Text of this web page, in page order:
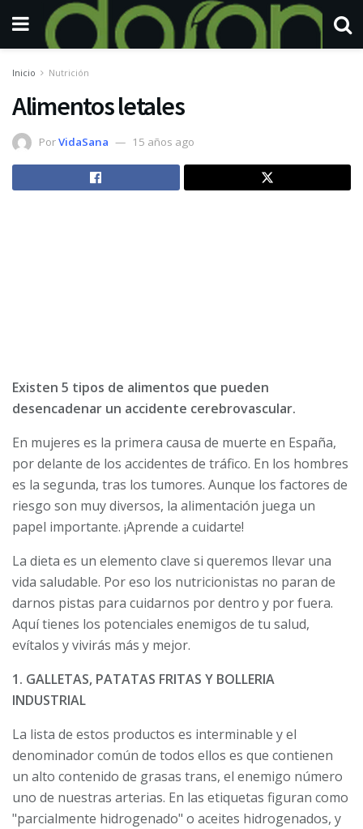
Inicio Nutrición
Alimentos letales
PorVidaSana 15 años ago
Existen 5 tipos de alimentos que pueden
desencadenar un accidente cerebrovascular.
En mujeres es la primera causa de muerte en España,
por delante de los accidentes de tráfico. En los hombres
es la segunda, tras los tumores. Aunque los factores de
riesgo son muy diversos, la alimentación juega un
papel importante. ¡Aprende a cuidarte!
La dieta es un elemento clave si queremos llevar una
vida saludable. Por eso los nutricionistas no paran de
darnos pistas para cuidarnos por dentro y por fuera.
Aquí tienes los potenciales enemigos de tu salud,
evítalos y vivirás más y mejor.
1. GALLETAS, PATATAS FRITAS Y BOLLERIA
INDUSTRIAL
La lista de estos productos es interminable y el
denominador común de todos ellos es que contienen
un alto contenido de grasas trans, el enemigo número
uno de nuestras arterias. En las etiquetas figuran como
"parcialmente hidrogenado" o aceites hidrogenados, y